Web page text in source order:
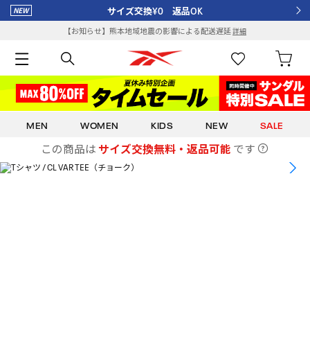
サイズ交換¥0 返品OK
【お知らせ】熊本地域地震の影響による配送遅延詳細
MEN WOMEN KIDS NEW SALE
この商品は サイズ交換無料・返品可能 です
1/17